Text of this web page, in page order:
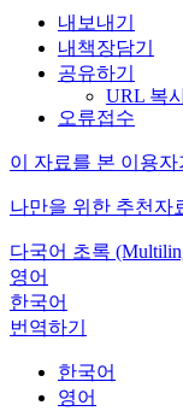
내보내기
내책장담기
공유하기
URL 복
오류접수
이 자료를 본 이용자
나만을 위한 추천자
다국어 초록
영어
한국어
번역하기
한국어
영어